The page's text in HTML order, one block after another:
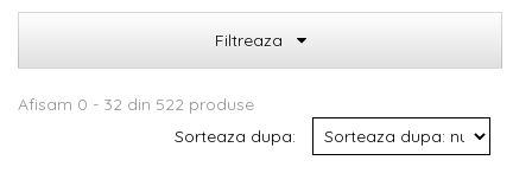
Filtreaza
Afisam 0 - 32 din 522 produse
Sorteaza dupa: